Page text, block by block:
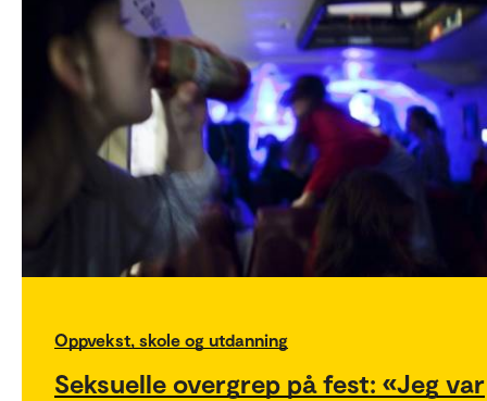
Oppvekst, skole og utdanning
Seksuelle overgrep på fest: «Jeg var